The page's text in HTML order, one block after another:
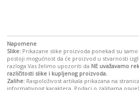
Napomene
Slike: Prikazane slike proizvoda ponekad su
postoji mogućnost da će proizvod u stvarnosti
razloga Vas želimo upozoriti da NE uvažavamo
različitosti slike i kupljenog proizvoda.
Zalihe: Raspoloživost artikala prikazana na
informativnog karaktera. Podaci o zalihama